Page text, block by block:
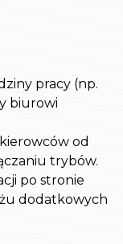
pracy (np.
biurowi
od
trybów.
po stronie
dodatkowych